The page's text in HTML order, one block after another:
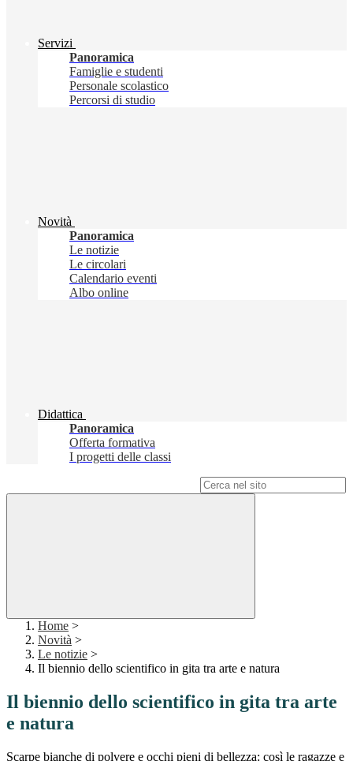
Servizi
Panoramica
Famiglie e studenti
Personale scolastico
Percorsi di studio
Novità
Panoramica
Le notizie
Le circolari
Calendario eventi
Albo online
Didattica
Panoramica
Offerta formativa
I progetti delle classi
Home >
Novità >
Le notizie >
Il biennio dello scientifico in gita tra arte e natura
Il biennio dello scientifico in gita tra arte
e natura
Scarpe bianche di polvere e occhi pieni di bellezza: così le ragazze e